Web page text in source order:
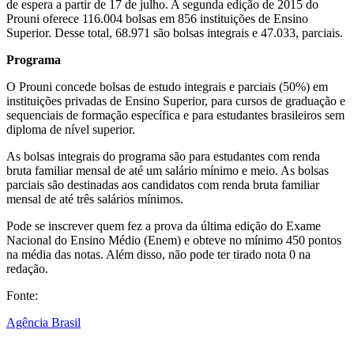
de espera a partir de 17 de julho. A segunda edição de 2015 do
Prouni oferece 116.004 bolsas em 856 instituições de Ensino
Superior. Desse total, 68.971 são bolsas integrais e 47.033, parciais.
Programa
O Prouni concede bolsas de estudo integrais e parciais (50%) em
instituições privadas de Ensino Superior, para cursos de graduação e
sequenciais de formação específica e para estudantes brasileiros sem
diploma de nível superior.
As bolsas integrais do programa são para estudantes com renda
bruta familiar mensal de até um salário mínimo e meio. As bolsas
parciais são destinadas aos candidatos com renda bruta familiar
mensal de até três salários mínimos.
Pode se inscrever quem fez a prova da última edição do Exame
Nacional do Ensino Médio (Enem) e obteve no mínimo 450 pontos
na média das notas. Além disso, não pode ter tirado nota 0 na
redação.
Fonte:
Agência Brasil